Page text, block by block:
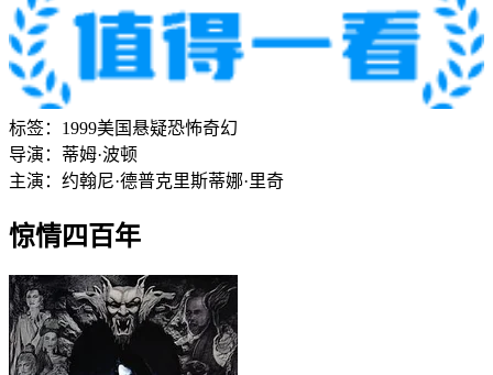
标签： 1999美国 悬疑恐怖奇幻
导演： 蒂姆·波顿
主演： 约翰尼·德普克里斯蒂娜·里奇
惊情四百年